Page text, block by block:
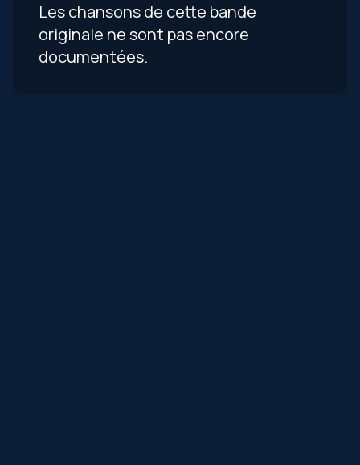
Les chansons de cette bande
originale ne sont pas encore
documentées.